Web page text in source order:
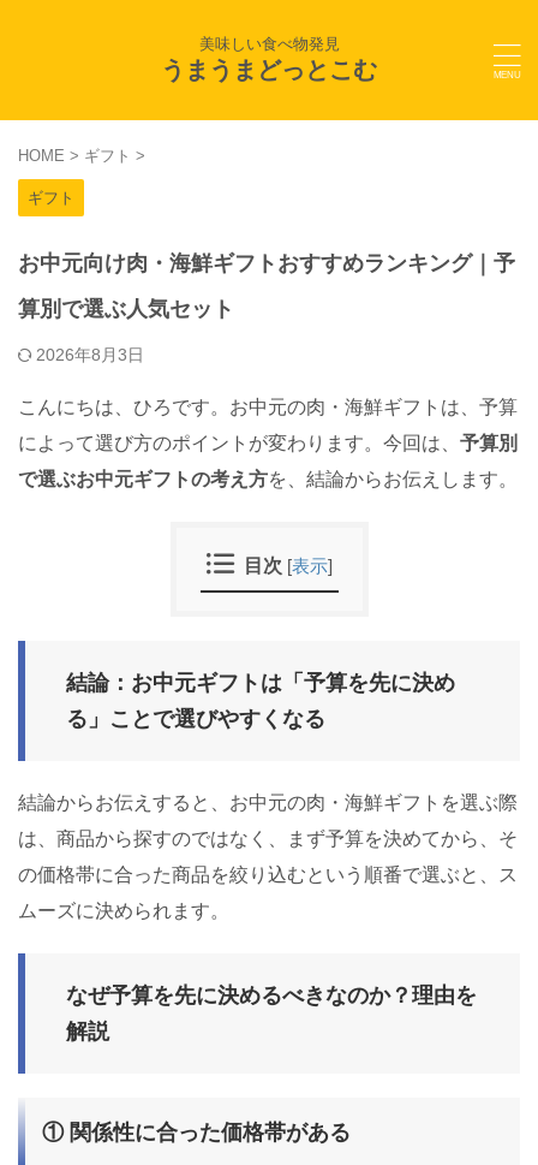
美味しい食べ物発見
うまうまどっとこむ
HOME > ギフト >
ギフト
お中元向け肉・海鮮ギフトおすすめランキング｜予
算別で選ぶ人気セット
2026年8月3日
こんにちは、ひろです。お中元の肉・海鮮ギフトは、予算
によって選び方のポイントが変わります。今回は、 予算別
で選ぶお中元ギフトの考え方を、結論からお伝えします。
目次 [表示]
結論：お中元ギフトは「予算を先に決め
る」ことで選びやすくなる
結論からお伝えすると、お中元の肉・海鮮ギフトを選ぶ際
は、商品から探すのではなく、まず予算を決めてから、そ
の価格帯に合った商品を絞り込むという順番で選ぶと、ス
ムーズに決められます。
なぜ予算を先に決めるべきなのか？理由を
解説
① 関係性に合った価格帯がある